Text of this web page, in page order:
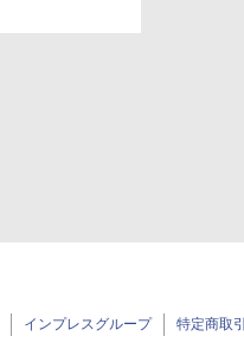
インプレスグループ 特定商取